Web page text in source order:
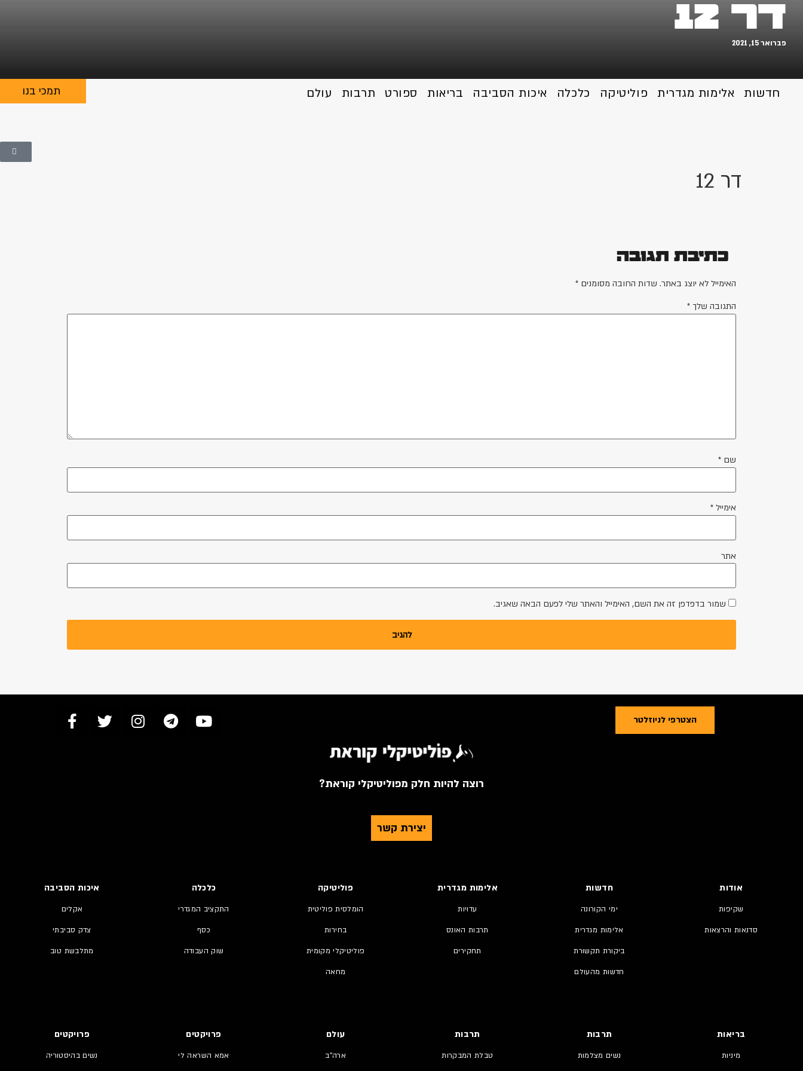
דר 12
פברואר 15, 2021
חדשות אלימות מגדרית פוליטיקה כלכלה איכות הסביבה בריאות ספורט תרבות עולם תמכי בנו
דר 12
כתיבת תגובה
האימייל לא יוצג באתר. שדות החובה מסומנים *
התגובה שלך *
שם *
אימייל *
אתר
שמור בדפדפן זה את השם, האימייל והאתר שלי לפעם הבאה שאגיב.
הצטרפי לניוזלטר
רוצה להיות חלק מפוליטיקלי קוראת?
יצירת קשר
אודות
שקיפות
סדנאות והרצאות
חדשות
ימי הקורונה
אלימות מגדרית
ביקורת תקשורת
חדשות מהעולם
אלימות מגדרית
עדויות
תרבות האונס
תחקירים
פוליטיקה
הומלסית פוליטית
בחירות
פוליטיקלי מקומית
מחאה
כלכלה
התקציב המגדרי
כסף
שוק העבודה
איכות הסביבה
אקלים
צדק סביבתי
מתלבשת טוב
בריאות
מיניות
תרבות
נשים מצלמות
תרבות
טבלת המבקרות
עולם
ארה"ב
פרויקטים
אמא השראה לי
פרויקטים
נשים בהיסטוריה